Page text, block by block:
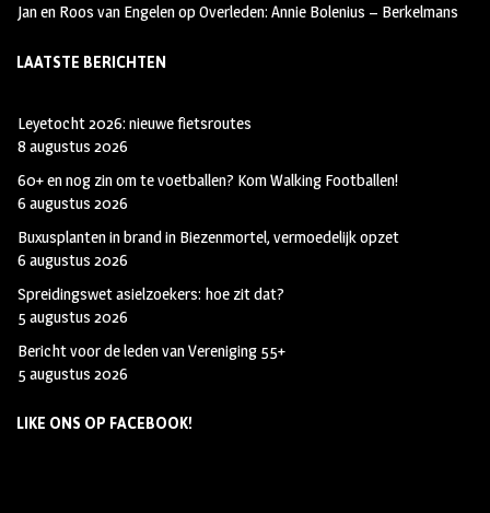
Jan en Roos van EngelenopOverleden: Annie Bolenius – Berkelmans
LAATSTE BERICHTEN
Leyetocht 2026: nieuwe fietsroutes
8 augustus 2026
60+ en nog zin om te voetballen? Kom Walking Footballen!
6 augustus 2026
Buxusplanten in brand in Biezenmortel, vermoedelijk opzet
6 augustus 2026
Spreidingswet asielzoekers: hoe zit dat?
5 augustus 2026
Bericht voor de leden van Vereniging 55+
5 augustus 2026
LIKE ONS OP FACEBOOK!